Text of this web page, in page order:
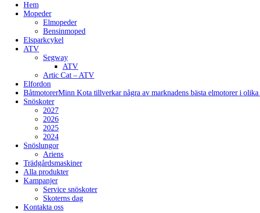
Hem
Mopeder
Elmopeder
Bensinmoped
Elsparkcykel
ATV
Segway
ATV
Artic Cat – ATV
Elfordon
BåtmotorerMinn Kota tillverkar några av marknadens bästa elmotorer i
Snöskoter
2027
2026
2025
2024
Snöslungor
Ariens
Trädgårdsmaskiner
Alla produkter
Kampanjer
Service snöskoter
Skoterns dag
Kontakta oss